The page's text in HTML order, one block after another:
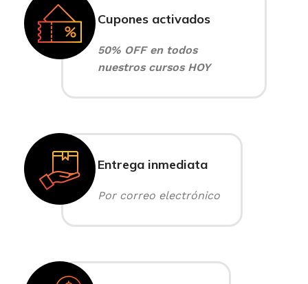
Cupones activados
50% OFF en todos
nuestros cursos HOY
Entrega inmediata
Por correo electrónico